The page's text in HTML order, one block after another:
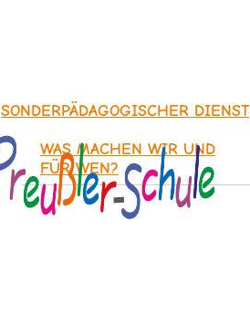
SONDERPÄDAGOGISCHER DIENST
WAS MACHEN WIR UND
FÜR WEN?